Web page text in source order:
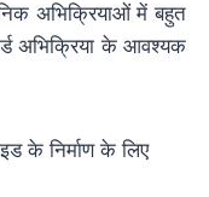
अभिक्रियाओं में बहुत
अभिक्रिया के आवश्यक
के निर्माण के लिए